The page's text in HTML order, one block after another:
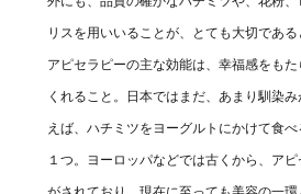
リスを用いいることが、とても大切であ
アピセラピーの主な効能は、幸福感をも
くれること。日本ではまだ、あまり馴染
えば、ハチミツをヨーグルトにかけて食
１つ。ヨーロッパなどでは古くから、ア
がされており、現在に至っても美容の一